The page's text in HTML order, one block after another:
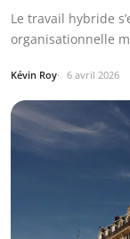
Le travail hybride
organisationnelle
Kévin Roy 6 avril 2026